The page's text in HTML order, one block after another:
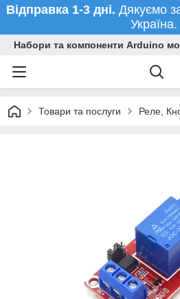
Відправка 1-3 дні. Дякуємо
Україна.
Набори та компоненти Arduino
Товари та послуги Реле,